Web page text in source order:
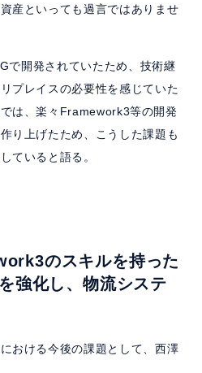
産といっても過言ではありませ
で開発されていたため、技術継
プレイスの必要性を感じていた
は、楽々Framework3等の開発
り上げたため、こうした課題も
ていると語る。
のスキルを持った
強化し、物流システ
おける今後の課題として、西澤